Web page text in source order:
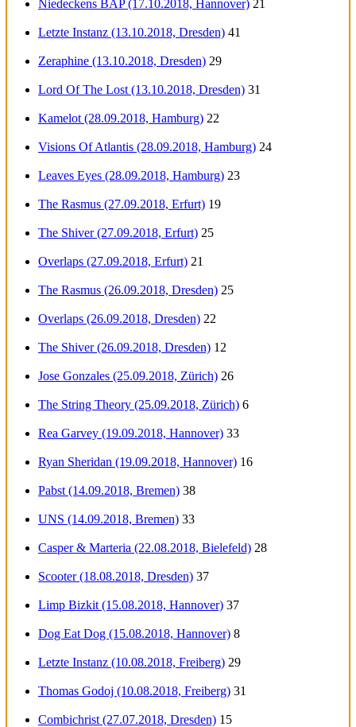
Niedeckens BAP (17.10.2018, Hannover) 21
Letzte Instanz (13.10.2018, Dresden) 41
Zeraphine (13.10.2018, Dresden) 29
Lord Of The Lost (13.10.2018, Dresden) 31
Kamelot (28.09.2018, Hamburg) 22
Visions Of Atlantis (28.09.2018, Hamburg) 24
Leaves Eyes (28.09.2018, Hamburg) 23
The Rasmus (27.09.2018, Erfurt) 19
The Shiver (27.09.2018, Erfurt) 25
Overlaps (27.09.2018, Erfurt) 21
The Rasmus (26.09.2018, Dresden) 25
Overlaps (26.09.2018, Dresden) 22
The Shiver (26.09.2018, Dresden) 12
Jose Gonzales (25.09.2018, Zürich) 26
The String Theory (25.09.2018, Zürich) 6
Rea Garvey (19.09.2018, Hannover) 33
Ryan Sheridan (19.09.2018, Hannover) 16
Pabst (14.09.2018, Bremen) 38
UNS (14.09.2018, Bremen) 33
Casper & Marteria (22.08.2018, Bielefeld) 28
Scooter (18.08.2018, Dresden) 37
Limp Bizkit (15.08.2018, Hannover) 37
Dog Eat Dog (15.08.2018, Hannover) 8
Letzte Instanz (10.08.2018, Freiberg) 29
Thomas Godoj (10.08.2018, Freiberg) 31
Combichrist (27.07.2018, Dresden) 15